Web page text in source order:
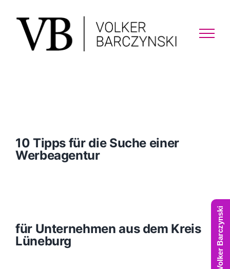
content
10 Tipps für die Suche einer
Werbeagentur
für Unternehmen aus dem Kreis
Lüneburg